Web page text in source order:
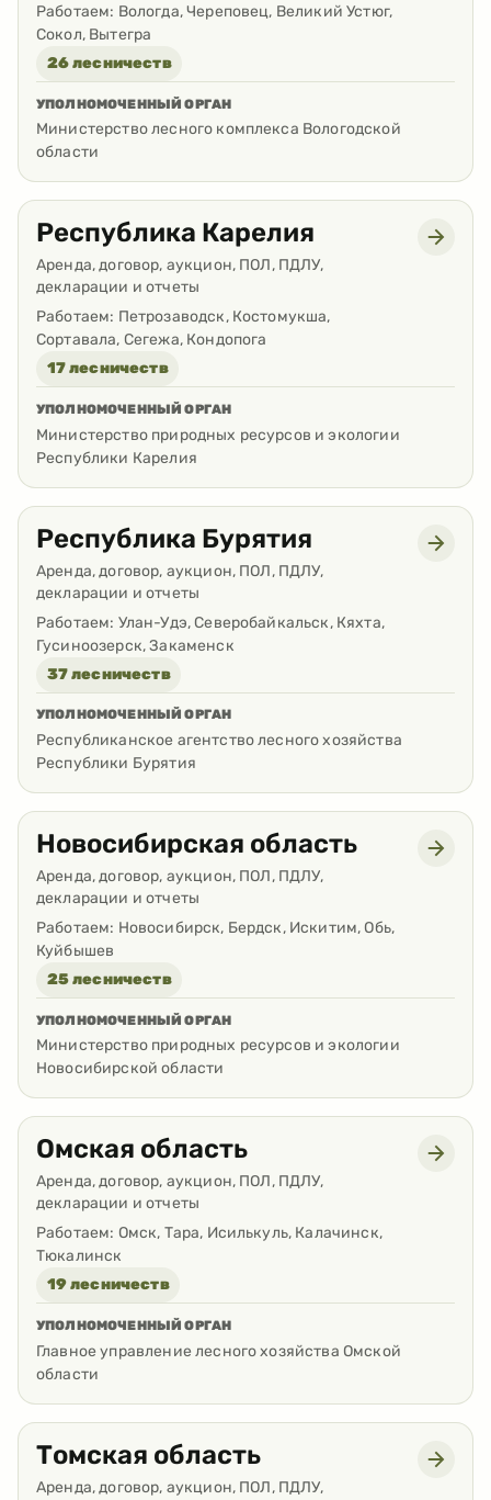
Работаем: Вологда, Череповец, Великий Устюг,
Сокол, Вытегра
26 лесничеств
УПОЛНОМОЧЕННЫЙ ОРГАН
Министерство лесного комплекса Вологодской
области
Республика Карелия
Аренда, договор, аукцион, ПОЛ, ПДЛУ,
декларации и отчеты
Работаем: Петрозаводск, Костомукша,
Сортавала, Сегежа, Кондопога
17 лесничеств
УПОЛНОМОЧЕННЫЙ ОРГАН
Министерство природных ресурсов и экологии
Республики Карелия
Республика Бурятия
Аренда, договор, аукцион, ПОЛ, ПДЛУ,
декларации и отчеты
Работаем: Улан-Удэ, Северобайкальск, Кяхта,
Гусиноозерск, Закаменск
37 лесничеств
УПОЛНОМОЧЕННЫЙ ОРГАН
Республиканское агентство лесного хозяйства
Республики Бурятия
Новосибирская область
Аренда, договор, аукцион, ПОЛ, ПДЛУ,
декларации и отчеты
Работаем: Новосибирск, Бердск, Искитим, Обь,
Куйбышев
25 лесничеств
УПОЛНОМОЧЕННЫЙ ОРГАН
Министерство природных ресурсов и экологии
Новосибирской области
Омская область
Аренда, договор, аукцион, ПОЛ, ПДЛУ,
декларации и отчеты
Работаем: Омск, Тара, Исилькуль, Калачинск,
Тюкалинск
19 лесничеств
УПОЛНОМОЧЕННЫЙ ОРГАН
Главное управление лесного хозяйства Омской
области
Томская область
Аренда, договор, аукцион, ПОЛ, ПДЛУ,